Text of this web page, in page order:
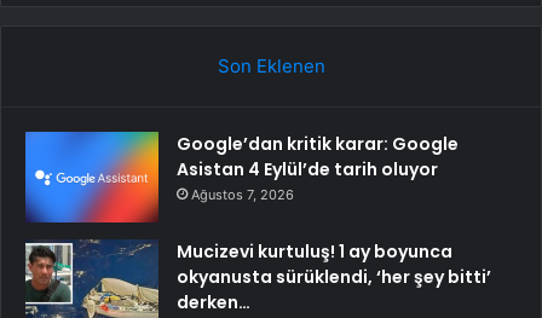
Son Eklenen
Google’dan kritik karar: Google
Asistan 4 Eylül’de tarih oluyor
Ağustos 7, 2026
Mucizevi kurtuluş! 1 ay boyunca
okyanusta sürüklendi, ‘her şey bitti’
derken…